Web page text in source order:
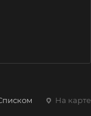
На карте